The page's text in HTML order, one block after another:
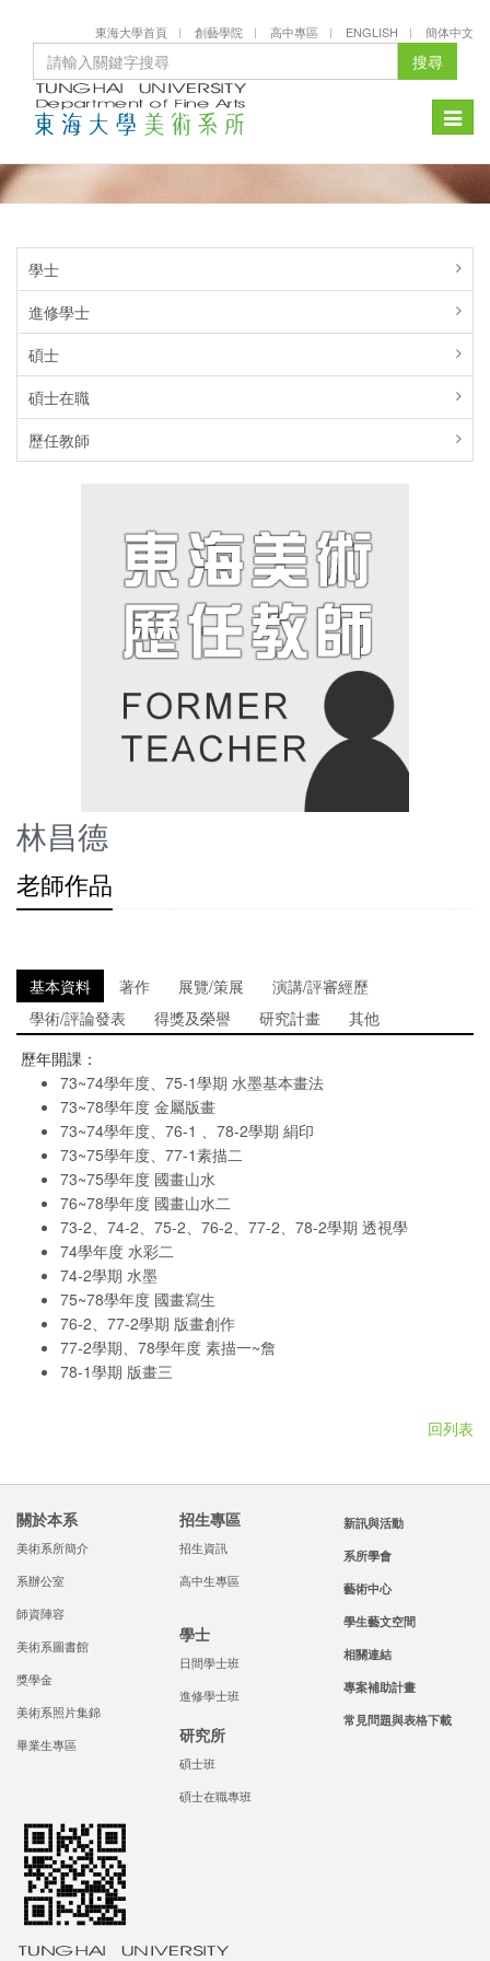
東海大學首頁 創藝學院 高中專區 ENGLISH 簡体中文
搜尋
Toggle
學士
進修學士
碩士
碩士在職
歷任教師
林昌德
老師作品
基本資料 著作 展覽/策展
演講/評審經歷
學術/評論發表
得獎及榮譽 研究計畫
其他
歷年開課：
73~74學年度、75-1學期 水墨基本畫法
73~78學年度 金屬版畫
73~74學年度、76-1 、78-2學期 絹印
73~75學年度、77-1素描二
73~75學年度 國畫山水
76~78學年度 國畫山水二
73-2、74-2、75-2、76-2、77-2、78-2學期 透視學
74學年度 水彩二
74-2學期 水墨
75~78學年度 國畫寫生
76-2、77-2學期 版畫創作
77-2學期、78學年度 素描一~詹
78-1學期 版畫三
回列表
關於本系
美術系所簡介
系辦公室
師資陣容
美術系圖書館
獎學金
美術系照片集錦
畢業生專區
招生專區
招生資訊
高中生專區
學士
日間學士班
進修學士班
研究所
碩士班
碩士在職專班
新訊與活動
系所學會
藝術中心
學生藝文空間
相關連結
專案補助計畫
常見問題與表格下載